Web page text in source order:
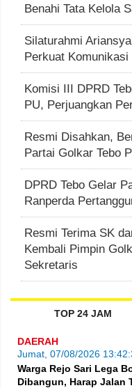
Benahi Tata Kelola
Silaturahmi
Perkuat
Komisi III DPRD
PU, Perjuangkan
Resmi Disahkan,
Partai Golkar Tebo
DPRD Tebo Gelar
Ranperda
Resmi Terima SK
Kembali Pimpin
Sekretaris
TOP 24 JAM
DAERAH
Jumat, 07/08/2026
Warga Rejo Sari Lega
Dibangun, Harap Jalan